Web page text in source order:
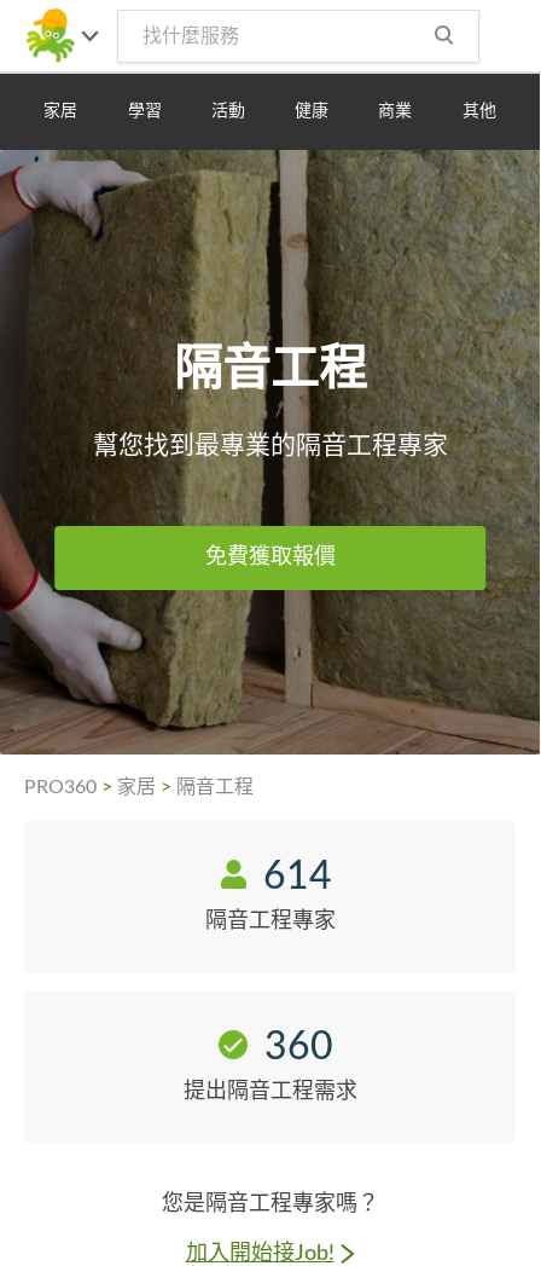
家居 學習 活動 健康 商業 其他
隔音工程
幫您找到最專業的隔音工程專家
免費獲取報價
PRO360 > 家居 > 隔音工程
614
隔音工程專家
360
提出隔音工程需求
您是隔音工程專家嗎？
加入開始接Job!